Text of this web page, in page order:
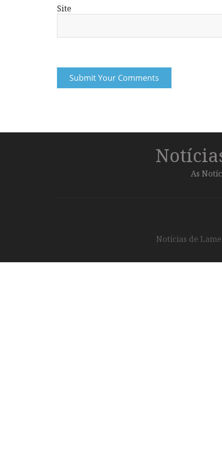
Site
As
Notícias de